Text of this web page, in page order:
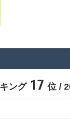
ング 17 位 /